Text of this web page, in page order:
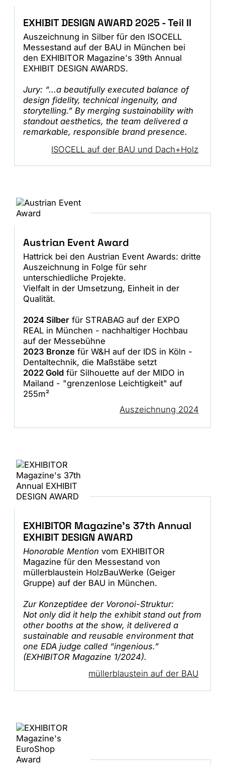
EXHIBIT DESIGN AWARD 2025 - Teil II
Auszeichnung in Silber für den ISOCELL
Messestand auf der BAU in München bei
den EXHIBITOR Magazine's 39th Annual
EXHIBIT DESIGN AWARDS.
Jury: “...a beautifully executed balance of
design fidelity, technical ingenuity, and
storytelling.” By merging sustainability with
standout aesthetics, the team delivered a
remarkable, responsible brand presence.
ISOCELL auf der BAU und Dach+Holz
Austrian Event Award
Hattrick bei den Austrian Event Awards: dritte
Auszeichnung in Folge für sehr
unterschiedliche Projekte.
Vielfalt in der Umsetzung, Einheit in der
Qualität.
2024 Silberfür STRABAG auf der EXPO
REAL in München - nachhaltiger Hochbau
auf der Messebühne
2023 Bronzefür W&H auf der IDS in Köln -
Dentaltechnik, die Maßstäbe setzt
2022 Goldfür Silhouette auf der MIDO in
Mailand - "grenzenlose Leichtigkeit" auf
255m²
Auszeichnung 2024
EXHIBITOR Magazine's 37th Annual
EXHIBIT DESIGN AWARD
Honorable Mention vom EXHIBITOR
Magazine für den Messestand von
müllerblaustein HolzBauWerke (Geiger
Gruppe) auf der BAU in München.
Zur Konzeptidee der Voronoi-Struktur:
Not only did it help the exhibit stand out from
other booths at the show, it delivered a
sustainable and reusable environment that
one EDA judge called “ingenious.”
(EXHIBITOR Magazine 1/2024).
müllerblaustein auf der BAU